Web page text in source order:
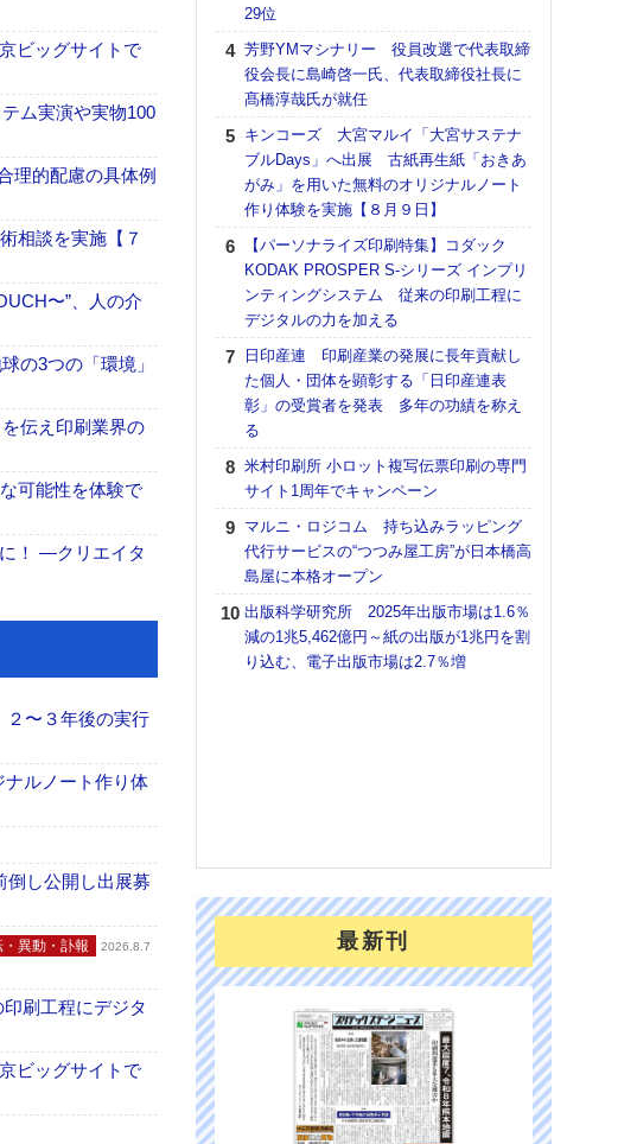
ビッグサイトで
ム実演や実物100
理的配慮の具体例
相談を実施【７
〜”、人の介
の3つの「環境」
伝え印刷業界の
可能性を体験で
！ ―クリエイタ
〜３年後の実行
ルノート作り体
し公開し出展募
・異動・訃報
2026.8.7
刷工程にデジタ
ビッグサイトで
29位
芳野YMマシナリー 役員改選で代表取締
役会長に島崎啓一氏、代表取締役社長に
髙橋淳哉氏が就任
キンコーズ 大宮マルイ「大宮サステナ
ブルDays」へ出展 古紙再生紙「おきあ
がみ」を用いた無料のオリジナルノート
作り体験を実施【８月９日】
【パーソナライズ印刷特集】コダック
KODAK PROSPER S-シリーズ インプリ
ンティングシステム 従来の印刷工程に
デジタルの力を加える
日印産連 印刷産業の発展に長年貢献し
た個人・団体を顕彰する「日印産連表
彰」の受賞者を発表 多年の功績を称え
る
米村印刷所 小ロット複写伝票印刷の専門
サイト1周年でキャンペーン
マルニ・ロジコム 持ち込みラッピング
代行サービスの“つつみ屋工房”が日本橋高
島屋に本格オープン
出版科学研究所 2025年出版市場は1.6％
減の1兆5,462億円～紙の出版が1兆円を割
り込む、電子出版市場は2.7％増
最新刊